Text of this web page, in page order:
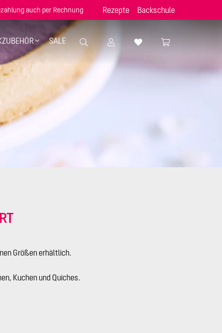
auch per Rechnung Rezepte Backschule
SALE
Größen erhältlich.
Kuchen und Quiches.